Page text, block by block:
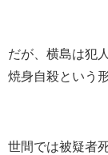
だが、横島は犯
焼身自殺という
世間では被疑者